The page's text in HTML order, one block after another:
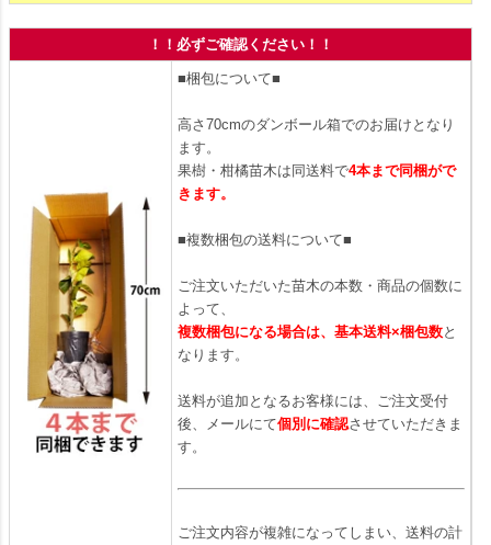
！！必ずご確認ください！！
■梱包について■
高さ70cmのダンボール箱でのお届けとなり
ます。
果樹・柑橘苗木は同送料で4本まで同梱がで
きます。
■複数梱包の送料について■
ご注文いただいた苗木の本数・商品の個数に
よって、
複数梱包になる場合は、基本送料×梱包数と
なります。
送料が追加となるお客様には、ご注文受付
後、メールにて個別に確認させていただきま
す。
ご注文内容が複雑になってしまい、送料の計